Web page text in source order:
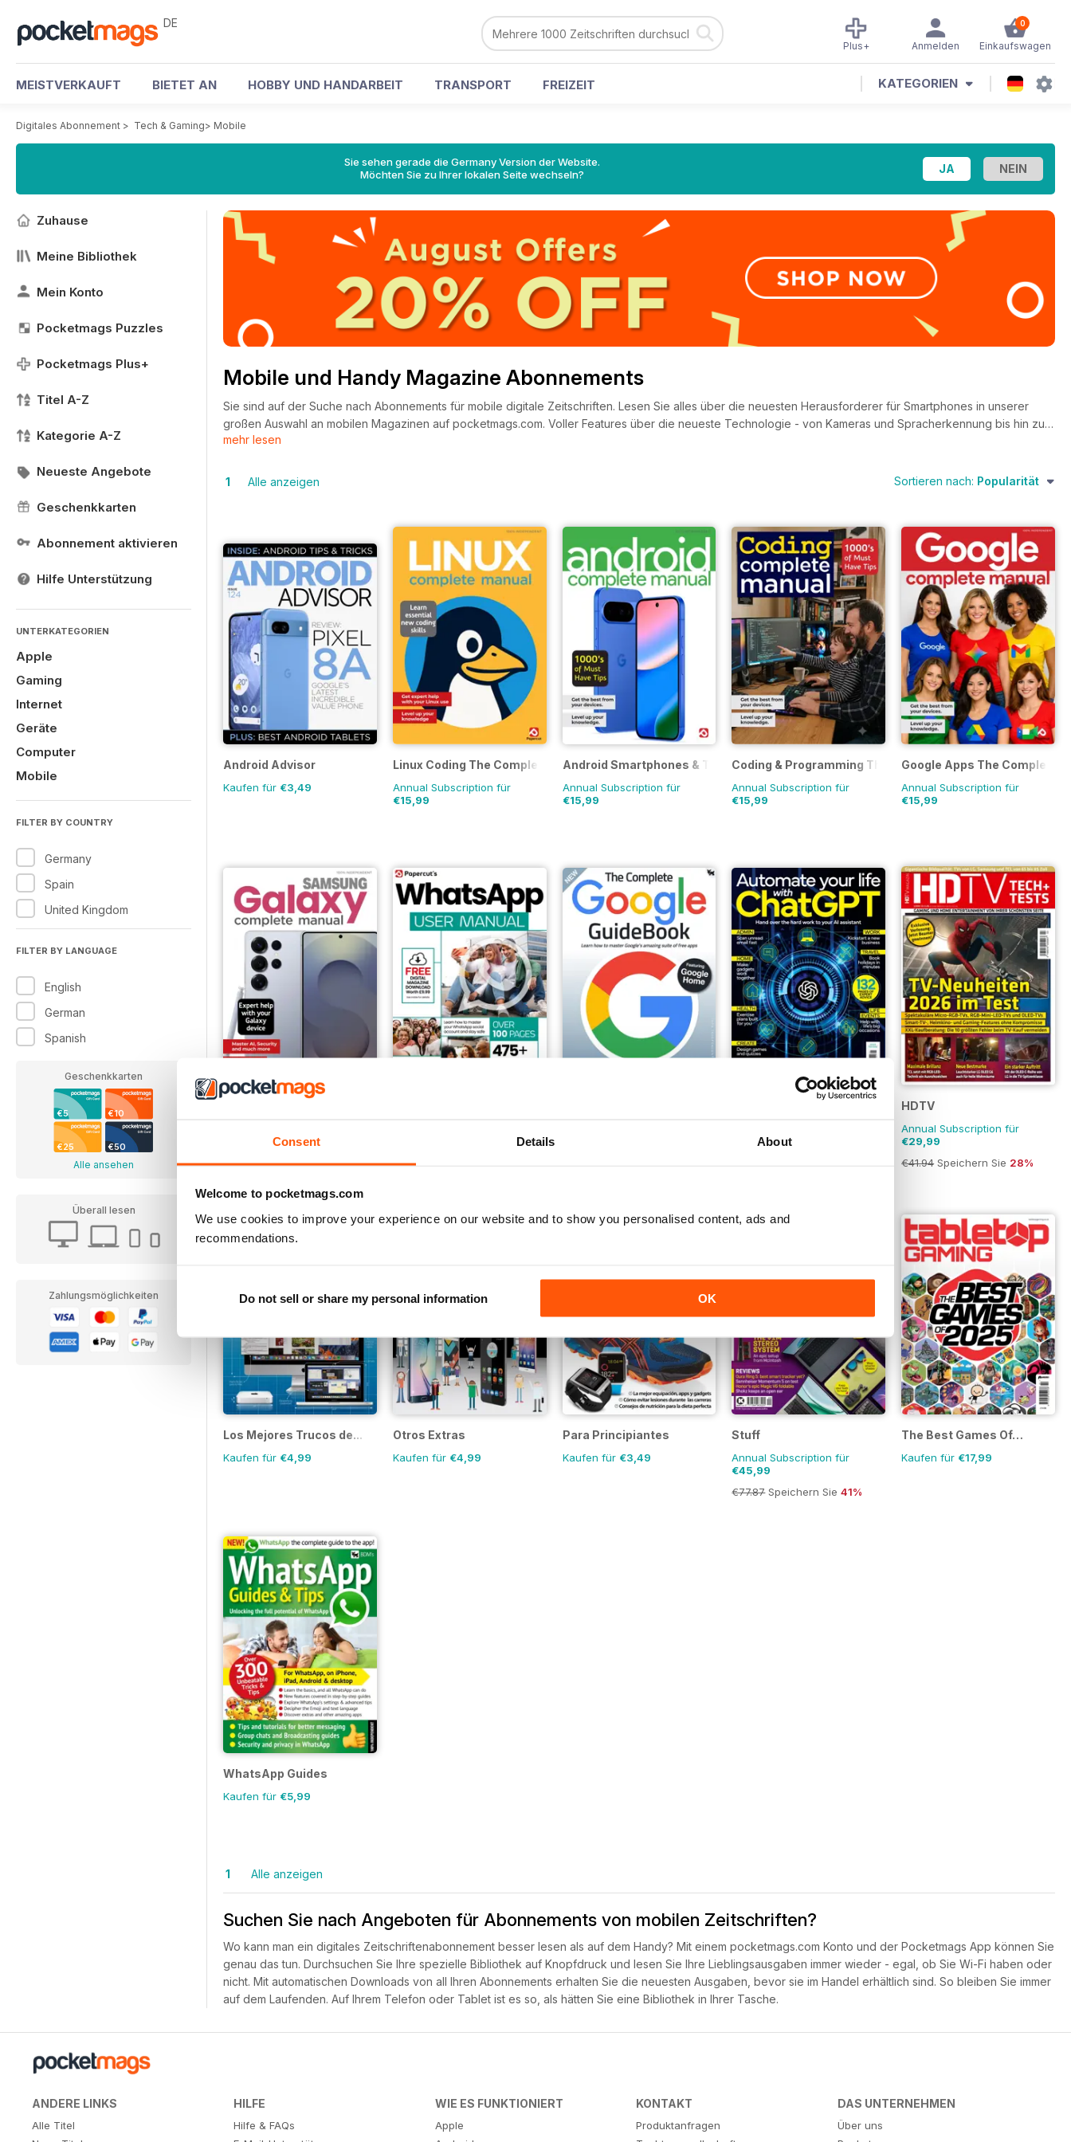
Consent Details About
Welcome to pocketmags.com
We use cookies to improve your experience on our website and to show you personalised content, ads and
recommendations.
Do not sell or share my personal information OK
DE 0
Einkaufswagen
Anmelden
Plus+
MEISTVERKAUFT BIETET AN HOBBY UND HANDARBEIT TRANSPORT FREIZEIT KATEGORIEN
Digitales Abonnement > Tech & Gaming> Mobile
Sie sehen gerade die Germany Version der Website.
Möchten Sie zu Ihrer lokalen Seite wechseln?
Zuhause
Meine Bibliothek
Mein Konto
Pocketmags Puzzles
Pocketmags Plus+
Titel A-Z
Kategorie A-Z
Neueste Angebote
Geschenkkarten
Abonnement aktivieren
Hilfe Unterstützung
UNTERKATEGORIEN
Apple
Gaming
Internet
Geräte
Computer
Mobile
FILTER BY COUNTRY
Germany
Spain
United Kingdom
FILTER BY LANGUAGE
English
German
Spanish
Geschenkkarten
€5 €10
€25 €50
Alle ansehen
Überall lesen
Zahlungsmöglichkeiten
Mobile und Handy Magazine Abonnements
Sie sind auf der Suche nach Abonnements für mobile digitale Zeitschriften. Lesen Sie alles über die neuesten Herausforderer für Smartphones in unserer
großen Auswahl an mobilen Magazinen auf pocketmags.com. Voller Features über die neueste Technologie - von Kameras und Spracherkennung bis hin zu
Apps, die Ihre Gesundheit, Ihren Wohlstand und Ihre täglichen Aktivitäten aufzeichnen können - ist bestimmt auch für Sie eine informative und
neue Expertenstimme in der Welt des Mobilfunks zu finden.
mehr lesen
1 Alle anzeigen Sortieren nach: Popularität
Android Advisor
Kaufen für €3,49
Linux Coding The Complete Manual
Annual Subscription für
€15,99
Android Smartphones & Tablets The Complete Manual
Annual Subscription für
€15,99
Coding & Programming The Complete Manual
Annual Subscription für
€15,99
Google Apps The Complete
Annual Subscription für
€15,99
HDTV
Annual Subscription für
€29,99
€41.94Speichern Sie 28%
Los Mejores Trucos de...
Kaufen für €4,99
Otros Extras
Kaufen für €4,99
Para Principiantes
Kaufen für €3,49
Stuff
Annual Subscription für
€45,99
€77.87Speichern Sie41%
The Best Games Of…
Kaufen für €17,99
WhatsApp Guides
Kaufen für €5,99
1 Alle anzeigen
Suchen Sie nach Angeboten für Abonnements von mobilen Zeitschriften?
Wo kann man ein digitales Zeitschriftenabonnement besser lesen als auf dem Handy? Mit einem pocketmags.com Konto und der Pocketmags App können Sie
genau das tun. Durchsuchen Sie Ihre spezielle Bibliothek auf Knopfdruck und lesen Sie Ihre Lieblingsausgaben immer wieder - egal, ob Sie Wi-Fi haben oder
nicht. Mit automatischen Downloads von all Ihren Abonnements erhalten Sie die neuesten Ausgaben, bevor sie im Handel erhältlich sind. So bleiben Sie immer
auf dem Laufenden. Auf Ihrem Telefon oder Tablet ist es so, als hätten Sie eine Bibliothek in Ihrer Tasche.
ANDERE LINKS
Alle Titel
HILFE
Hilfe & FAQs
WIE ES FUNKTIONIERT
Apple
KONTAKT
Produktanfragen
DAS UNTERNEHMEN
Über uns